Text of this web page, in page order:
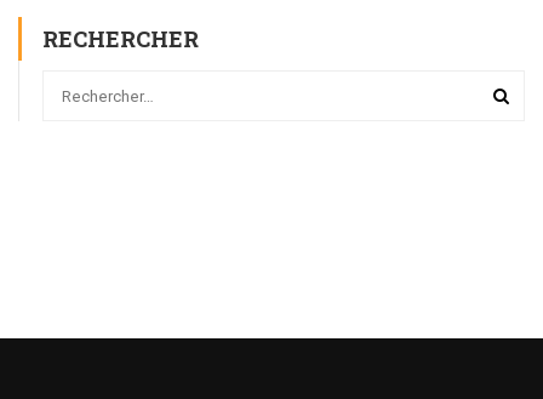
RECHERCHER